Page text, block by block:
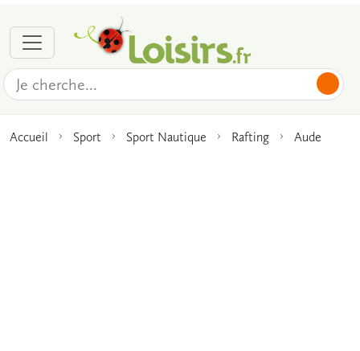
Accueil Sport Sport Nautique Rafting Aude